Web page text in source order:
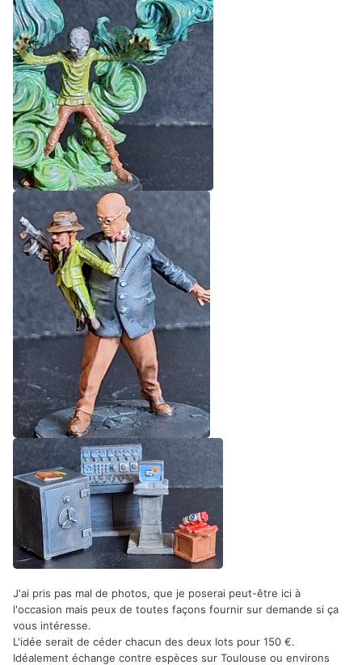
J'ai pris pas mal de photos, que je poserai peut-être ici à
l'occasion mais peux de toutes façons fournir sur demande si ça
vous intéresse.
L'idée serait de céder chacun des deux lots pour 150 €.
Idéalement échange contre espèces sur Toulouse ou environs